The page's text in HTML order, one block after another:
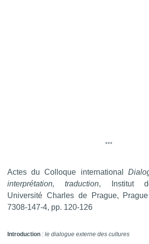
***
Actes du Colloque international
interprétation, traduction, Institut
Université Charles de Prague,
7308-147-4, pp. 120-126
Introduction : le dialogue externe des cultures